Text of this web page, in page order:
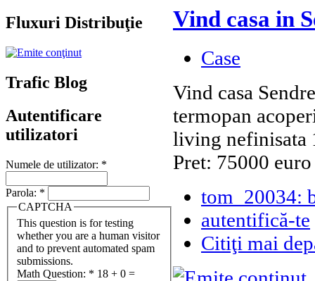
Fluxuri Distribuţie
Trafic Blog
Autentificare
utilizatori
Numele de utilizator: *
Parola: *
CAPTCHA
This question is for testing
whether you are a human visitor
and to prevent automated spam
submissions.
Math Question: * 18 + 0 =
Vind casa in
Case
Vind casa
termopan
living nefinisata
Pret: 75000
tom_20034:
autentifică-te
Citiţi mai